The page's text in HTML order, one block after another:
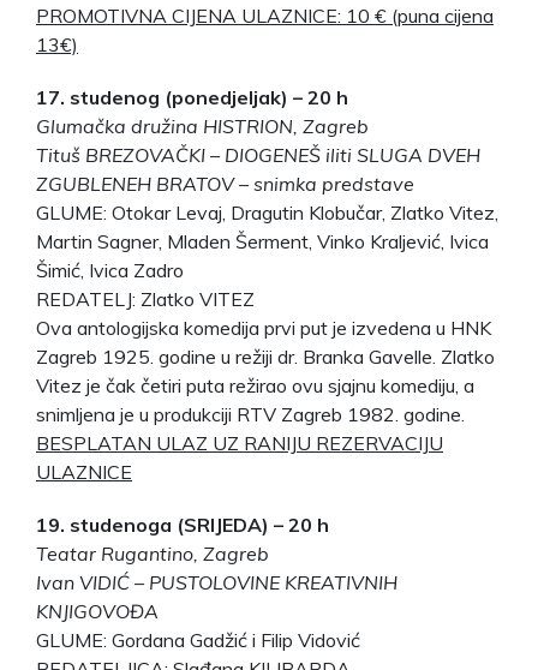
PROMOTIVNA CIJENA ULAZNICE: 10 € (puna cijena
13€)
17. studenog (ponedjeljak) – 20 h
Glumačka družina HISTRION, Zagreb
Tituš BREZOVAČKI – DIOGENEŠ iliti SLUGA DVEH
ZGUBLENEH BRATOV – snimka predstave
GLUME: Otokar Levaj, Dragutin Klobučar, Zlatko Vitez,
Martin Sagner, Mladen Šerment, Vinko Kraljević, Ivica
Šimić, Ivica Zadro
REDATELJ: Zlatko VITEZ
Ova antologijska komedija prvi put je izvedena u HNK
Zagreb 1925. godine u režiji dr. Branka Gavelle. Zlatko
Vitez je čak četiri puta režirao ovu sjajnu komediju, a
snimljena je u produkciji RTV Zagreb 1982. godine.
BESPLATAN ULAZ UZ RANIJU REZERVACIJU
ULAZNICE
19. studenoga (SRIJEDA) – 20 h
Teatar Rugantino, Zagreb
Ivan VIDIĆ – PUSTOLOVINE KREATIVNIH
KNJIGOVOĐA
GLUME: Gordana Gadžić i Filip Vidović